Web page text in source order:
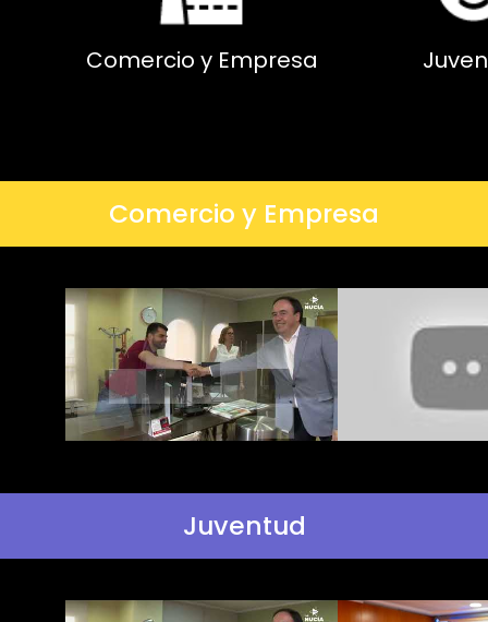
Comercio y Empresa
Comercio y Empresa
Juventud